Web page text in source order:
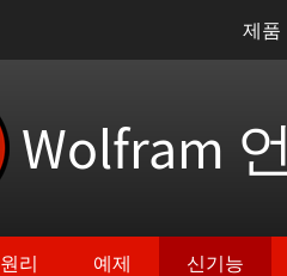
제품
Wolfram
원리 예제 신기능